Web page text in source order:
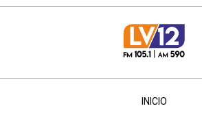
INICIO